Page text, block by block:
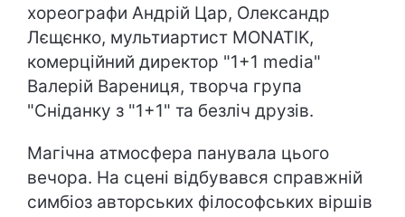
хореографи Андрій Цар, Олександр
Лєщєнко, мультиартист MONATIK,
комерційний директор "1+1 media"
Валерій Варениця, творча група
"Сніданку з "1+1" та безліч друзів.
Магічна атмосфера панувала цього
вечора. На сцені відбувався справжній
симбіоз авторських філософських віршів